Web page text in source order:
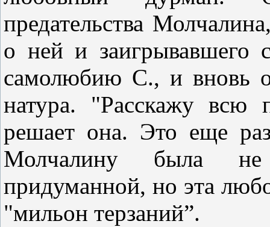
предательства
о ней и заигрывавшего
самолюбию С., и вновь
натура. "Расскажу всю
решает она. Это еще
Молчалину была
придуманной, но эта
"мильон терзаний”.